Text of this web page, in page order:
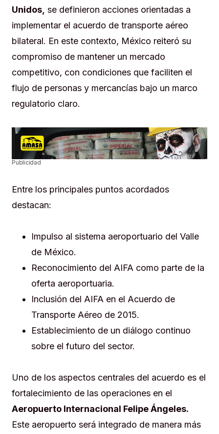
Unidos, se definieron acciones orientadas a
implementar el acuerdo de transporte aéreo
bilateral. En este contexto, México reiteró su
compromiso de mantener un mercado
competitivo, con condiciones que faciliten el
flujo de personas y mercancías bajo un marco
regulatorio claro.
Publicidad
Entre los principales puntos acordados
destacan:
Impulso al sistema aeroportuario del Valle
de México.
Reconocimiento del AIFA como parte de la
oferta aeroportuaria.
Inclusión del AIFA en el Acuerdo de
Transporte Aéreo de 2015.
Establecimiento de un diálogo continuo
sobre el futuro del sector.
Uno de los aspectos centrales del acuerdo es el
fortalecimiento de las operaciones en el
Aeropuerto Internacional Felipe Ángeles.
Este aeropuerto será integrado de manera más